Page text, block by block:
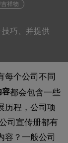
祥物
巧、并提供
每个公司不同
容都会包含一些
历程，公司项
司宣传册都有
容？一般公司